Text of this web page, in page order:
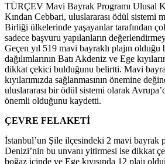
TÜRÇEV Mavi Bayrak Programı Ulusal
Kından Cebbari, uluslararası ödül sistemi
Birliği ülkelerinde yaşayanlar tarafından
sadece başvuru yapılanların
Geçen yıl 519 mavi bayraklı plajın
dağılımlarının Batı Akdeniz ve Ege
dikkat çekici bulduğunu belirtti. Mavi
kıyılarımızda sağlanmasının önemine
uluslararası bir ödül sistemi olarak
önemli olduğunu kaydetti.
ÇEVRE FELAKETİ
İstanbul’un Şile ilçesindeki 2 mavi bayrak
Denizi’nin bu unvanı yitirmesi ise dikkat
boğaz içinde ve Ege kıyısında 12 plajı